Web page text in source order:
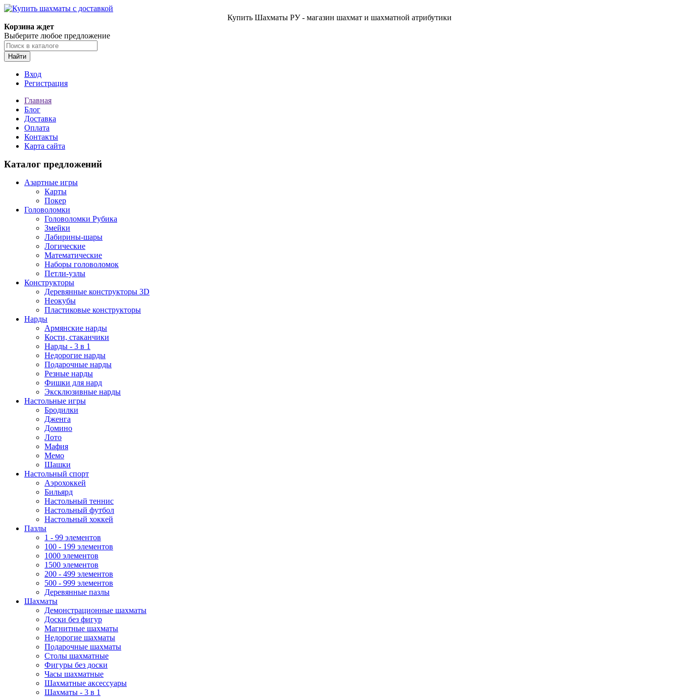
Купить Шахматы РУ - магазин шахмат и шахматной атрибутики
Корзина ждет
Выберите любое предложение
Найти
Вход
Регистрация
Главная
Блог
Доставка
Оплата
Контакты
Карта сайта
Каталог предложений
Азартные игры
Карты
Покер
Головоломки
Головоломки Рубика
Змейки
Лабирины-шары
Логические
Математические
Наборы головоломок
Петли-узлы
Конструкторы
Деревянные конструкторы 3D
Неокубы
Пластиковые конструкторы
Нарды
Армянские нарды
Кости, стаканчики
Нарды - 3 в 1
Недорогие нарды
Подарочные нарды
Резные нарды
Фишки для нард
Эксклюзивные нарды
Настольные игры
Бродилки
Дженга
Домино
Лото
Мафия
Мемо
Шашки
Настольный спорт
Аэрохоккей
Бильярд
Настольный теннис
Настольный футбол
Настольный хоккей
Пазлы
1 - 99 элементов
100 - 199 элементов
1000 элементов
1500 элементов
200 - 499 элементов
500 - 999 элементов
Деревянные пазлы
Шахматы
Демонстрационные шахматы
Доски без фигур
Магнитные шахматы
Недорогие шахматы
Подарочные шахматы
Столы шахматные
Фигуры без доски
Часы шахматные
Шахматные аксессуары
Шахматы - 3 в 1